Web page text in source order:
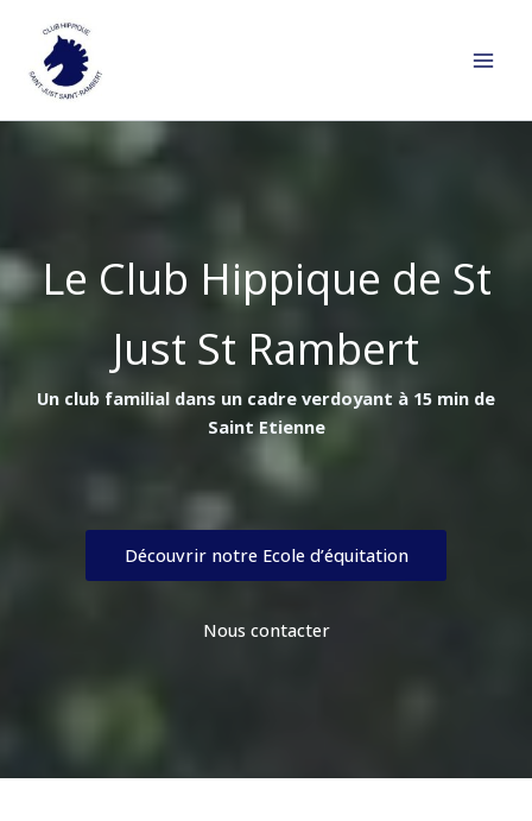
contenu
Le Club Hippique de St
Just St Rambert
Un club familial dans un cadre verdoyant à 15 min de
Saint Etienne
Découvrir notre Ecole d’équitation
Nous contacter